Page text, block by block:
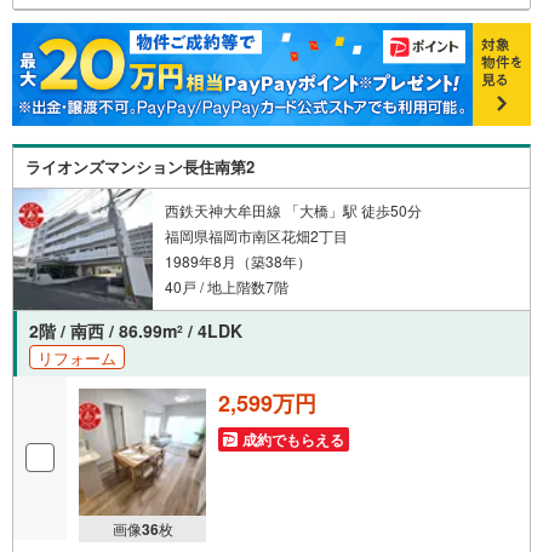
返済プランもご用意平日も夜間もご見学OK/ご自宅・最寄
り駅まで送迎無料/オンライン相談OK「見るだけ」「ロー
ン相談だけ」でも歓迎します他社でローンが難しいと言わ
れた方、転職後で審査にご不安の方もご相談ください
ライオンズマンション長住南第2
西鉄天神大牟田線 「大橋」駅 徒歩50分
福岡県福岡市南区花畑2丁目
1989年8月（築38年）
40戸 / 地上階数7階
2階 / 南西 / 86.99m2 / 4LDK
リフォーム
画像36枚
2,599万円
成約でもらえる